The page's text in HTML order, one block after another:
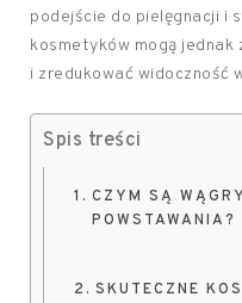
podejście do pielęgnacji i
kosmetyków mogą jednak
i zredukować widoczność
Spis treści
CZYM SĄ
POWSTAWANIA?
SKUTECZNE